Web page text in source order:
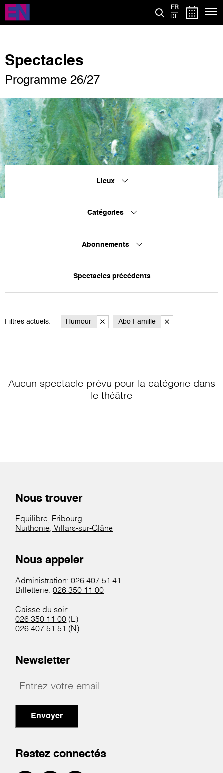
Aller
contenu
FR
DE
Spectacles
Programme 26/27
Lieux
Catégories
Abonnements
Spectacles précédents
Filtres actuels: Humour Abo Famille
Aucun spectacle prévu pour la catégorie dans
le théâtre
Nous trouver
Equilibre, Fribourg
Nuithonie, Villars-sur-Glâne
Nous appeler
Administration:026 407 51 41
Billetterie:026 350 11 00
Caisse du soir:
026 350 11 00 (E)
026 407 51 51 (N)
Newsletter
Envoyer
Restez connectés